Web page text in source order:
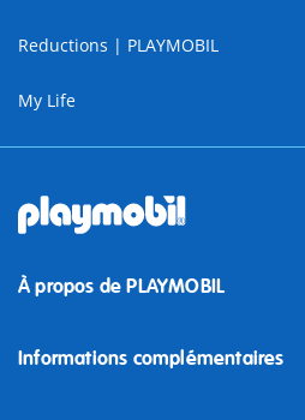
Reductions | PLAYMOBIL
My Life
À propos de PLAYMOBIL
Informations complémentaires